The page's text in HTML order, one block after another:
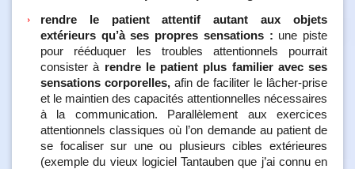
rendre le patient attentif autant aux objets
extérieurs qu’à ses propres sensations : une piste
pour rééduquer les troubles attentionnels pourrait
consister à rendre le patient plus familier avec ses
sensations corporelles, afin de faciliter le lâcher-prise
et le maintien des capacités attentionnelles nécessaires
à la communication. Parallèlement aux exercices
attentionnels classiques où l’on demande au patient de
se focaliser sur une ou plusieurs cibles extérieures
(exemple du vieux logiciel Tantauben que j’ai connu en